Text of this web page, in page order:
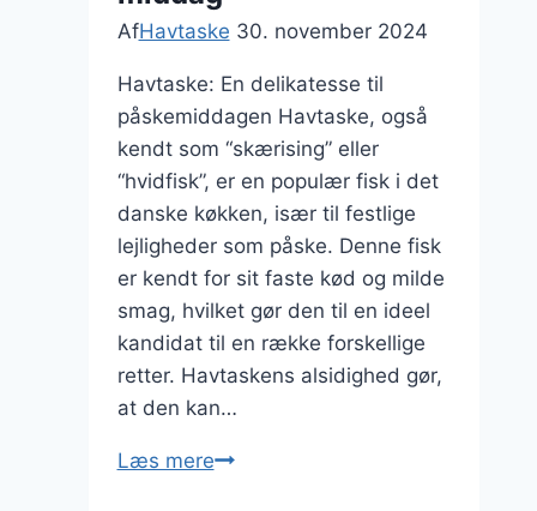
AfHavtaske 30. november 2024
Havtaske: En delikatesse til
påskemiddagen Havtaske, også
kendt som “skærising” eller
“hvidfisk”, er en populær fisk i det
danske køkken, især til festlige
lejligheder som påske. Denne fisk
er kendt for sit faste kød og milde
smag, hvilket gør den til en ideel
kandidat til en række forskellige
retter. Havtaskens alsidighed gør,
at den kan…
Læs mereHavtaske